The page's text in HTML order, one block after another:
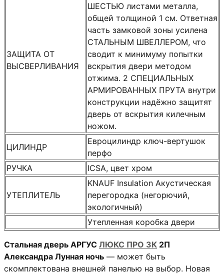
ЗАЩИТА ОТ
ВЫСВЕРЛИВАНИЯ
ШЕСТЬЮ листами металла,
общей толщиной 1 см. Ответная
часть замковой зоны усилена
СТАЛЬНЫМ ШВЕЛЛЕРОМ, что
сводит к минимуму попытки
вскрытия двери методом
отжима. 2 СПЕЦИАЛЬНЫХ
АРМИРОВАННЫХ ПРУТА внутри
конструкции надёжно защитят
дверь от вскрытия килечным
ножом.
ЦИЛИНДР
Евроцилиндр ключ-вертушок
перфо
РУЧКА
ICSA, цвет хром
УТЕПЛИТЕЛЬ
KNAUF Insulation Акустическая
перегородка (негорючий,
экологичный)
Утепленная коробка двери
Стальная дверь АРГУС ЛЮКС ПРО 3К 2П
Александра Лунная ночь — может быть
скомплектована внешней панелью на выбор. Новая